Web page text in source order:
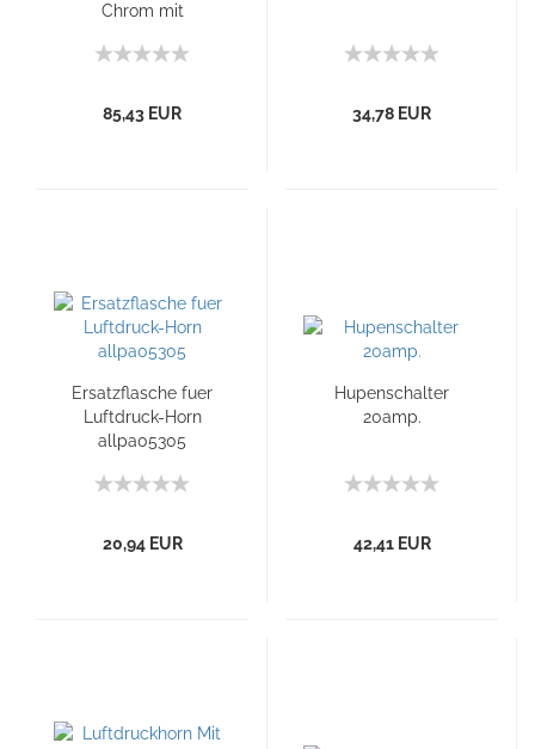
Chrom mit
85,43 EUR 34,78 EUR
Ersatzflasche fuer
Luftdruck-Horn
allpa05305
20,94 EUR
Hupenschalter
20amp.
42,41 EUR